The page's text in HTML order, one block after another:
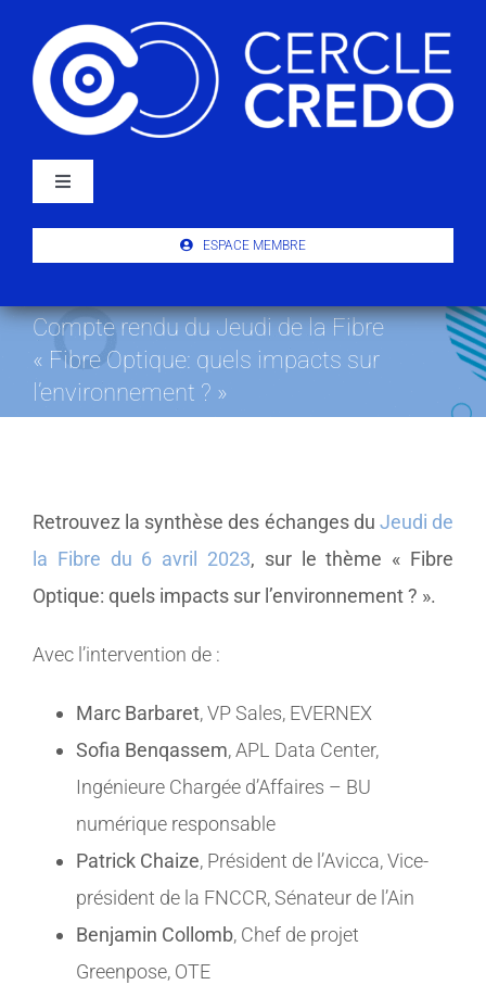
contenu
Navigation
bascule
ACTUALITÉS
PUBLICATIONS
MEMBRES
CONTACT
ESPACE MEMBRE
Compte rendu du Jeudi de la Fibre
« Fibre Optique: quels impacts sur
l’environnement ? »
Retrouvez la synthèse des échanges du Jeudi de
la Fibre du 6 avril 2023, sur le thème « Fibre
Optique: quels impacts sur l’environnement ? ».
Avec l’intervention de :
Marc Barbaret, VP Sales, EVERNEX
Sofia Benqassem, APL Data Center,
Ingénieure Chargée d’Affaires – BU
numérique responsable
Patrick Chaize, Président de l’Avicca, Vice-
président de la FNCCR, Sénateur de l’Ain
Benjamin Collomb, Chef de projet
Greenpose, OTE